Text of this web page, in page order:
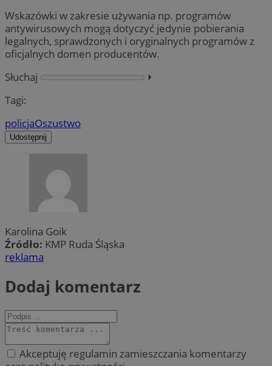
Wskazówki w zakresie używania np. programów
antywirusowych mogą dotyczyć jedynie pobierania
legalnych, sprawdzonych i oryginalnych programów z
oficjalnych domen producentów.
Słuchaj
⏵︎
Tagi:
policjaOszustwo
Udostępnij
Karolina Goik
Źródło: KMP Ruda Śląska
reklama
Dodaj komentarz
Akceptuję regulamin zamieszczania komentarzy